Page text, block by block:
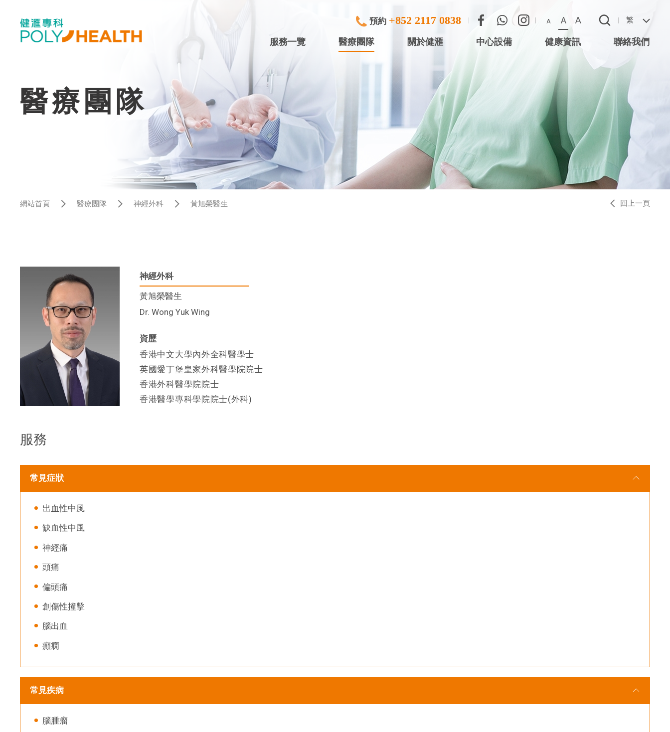
預約 +852 2117 0838 A A A 繁
服務一覽
內窺鏡
中小型手術
放射診斷
體檢服務
入院服務
醫療團隊 關於健滙
健滙專科中心 (尖沙咀星光
健滙專科中心 (將軍澳)
健滙專科中心 (西灣河)
盈健綜合醫務中心 (元朗)
中心設備 健康資訊 聯絡我們
聯絡方法
惡劣天氣安排
醫療團隊
網站首頁 醫療團隊 神經外科 黃旭榮醫生 回上一頁
神經外科
黃旭榮醫生
Dr. Wong Yuk Wing
資歷
香港中文大學內外全科醫學士
英國愛丁堡皇家外科醫學院院士
香港外科醫學院院士
香港醫學專科學院院士(外科)
服務
常見症狀
出血性中風
缺血性中風
神經痛
頭痛
偏頭痛
創傷性撞擊
腦出血
癲癇
常見疾病
腦腫瘤